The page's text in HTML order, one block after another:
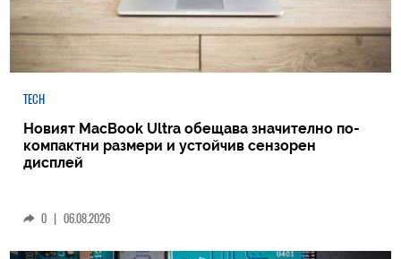
TECH
Новият MacBook Ultra обещава значително по-
компактни размери и устойчив сензорен
дисплей
0 | 06.08.2026